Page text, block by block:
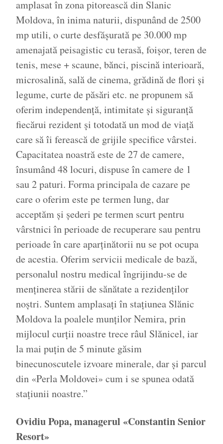
amplasat în zona pitorească din Slanic
Moldova, în inima naturii, dispunând de 2500
mp utili, o curte desfășurată pe 30.000 mp
amenajată peisagistic cu terasă, foișor, teren de
tenis, mese + scaune, bănci, piscină interioară,
microsalină, sală de cinema, grădină de flori și
legume, curte de păsări etc. ne propunem să
oferim independență, intimitate și siguranță
fiecărui rezident și totodată un mod de viață
care să îi ferească de grijile specifice vârstei.
Capacitatea noastră este de 27 de camere,
însumând 48 locuri, dispuse în camere de 1
sau 2 paturi. Forma principala de cazare pe
care o oferim este pe termen lung, dar
acceptăm și șederi pe termen scurt pentru
vârstnici în perioade de recuperare sau pentru
perioade în care aparținătorii nu se pot ocupa
de acestia. Oferim servicii medicale de bază,
personalul nostru medical îngrijindu-se de
menținerea stării de sănătate a rezidenților
noștri. Suntem amplasați în stațiunea Slănic
Moldova la poalele munților Nemira, prin
mijlocul curții noastre trece râul Slănicel, iar
la mai puțin de 5 minute găsim
binecunoscutele izvoare minerale, dar și parcul
din «Perla Moldovei» cum i se spunea odată
stațiunii noastre.”
Ovidiu Popa,managerul «Constantin Senior
Resort»